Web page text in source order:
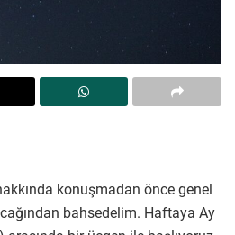
konuşmadan önce genel
bahsedelim. Haftaya Ay